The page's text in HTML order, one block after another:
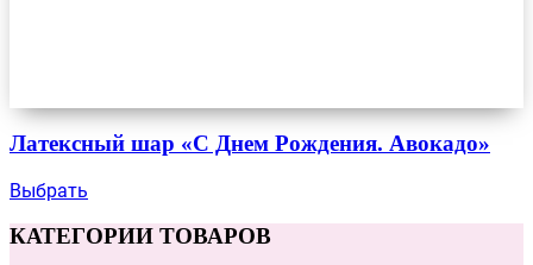
Латексный шар «С Днем Рождения. Авокадо»
Выбрать
КАТЕГОРИИ ТОВАРОВ